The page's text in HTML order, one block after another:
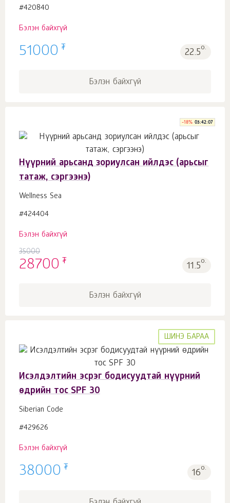
#420840
Бэлэн байхгүй
51000 ₮ 22.5о.
Бэлэн байхгүй
-18% 03:42:06
Нүүрний арьсанд зориулсан ийлдэс (арьсыг
татаж, сэргээнэ)
Wellness Sea
#424404
Бэлэн байхгүй
35000
28700 ₮ 11.5о.
Бэлэн байхгүй
ШИНЭ БАРАА
Исэлдэлтийн эсрэг бодисуудтай нүүрний
өдрийн тос SPF 30
Siberian Code
#429626
Бэлэн байхгүй
38000 ₮ 16о.